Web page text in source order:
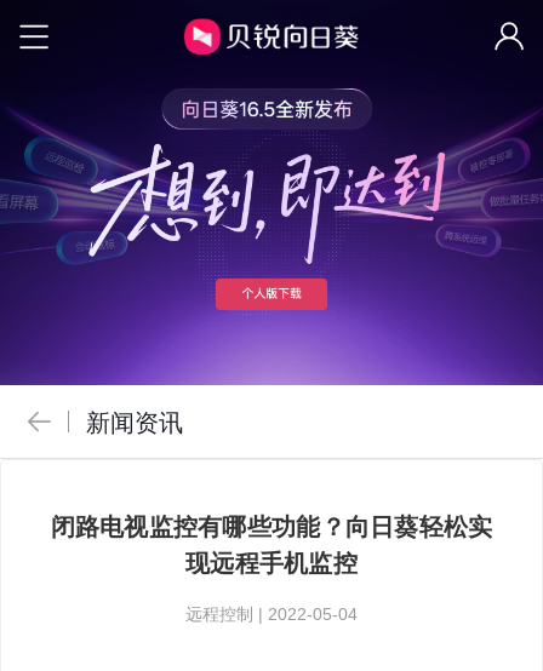
新闻资讯
闭路电视监控有哪些功能？向日葵轻松实
现远程手机监控
远程控制 | 2022-05-04